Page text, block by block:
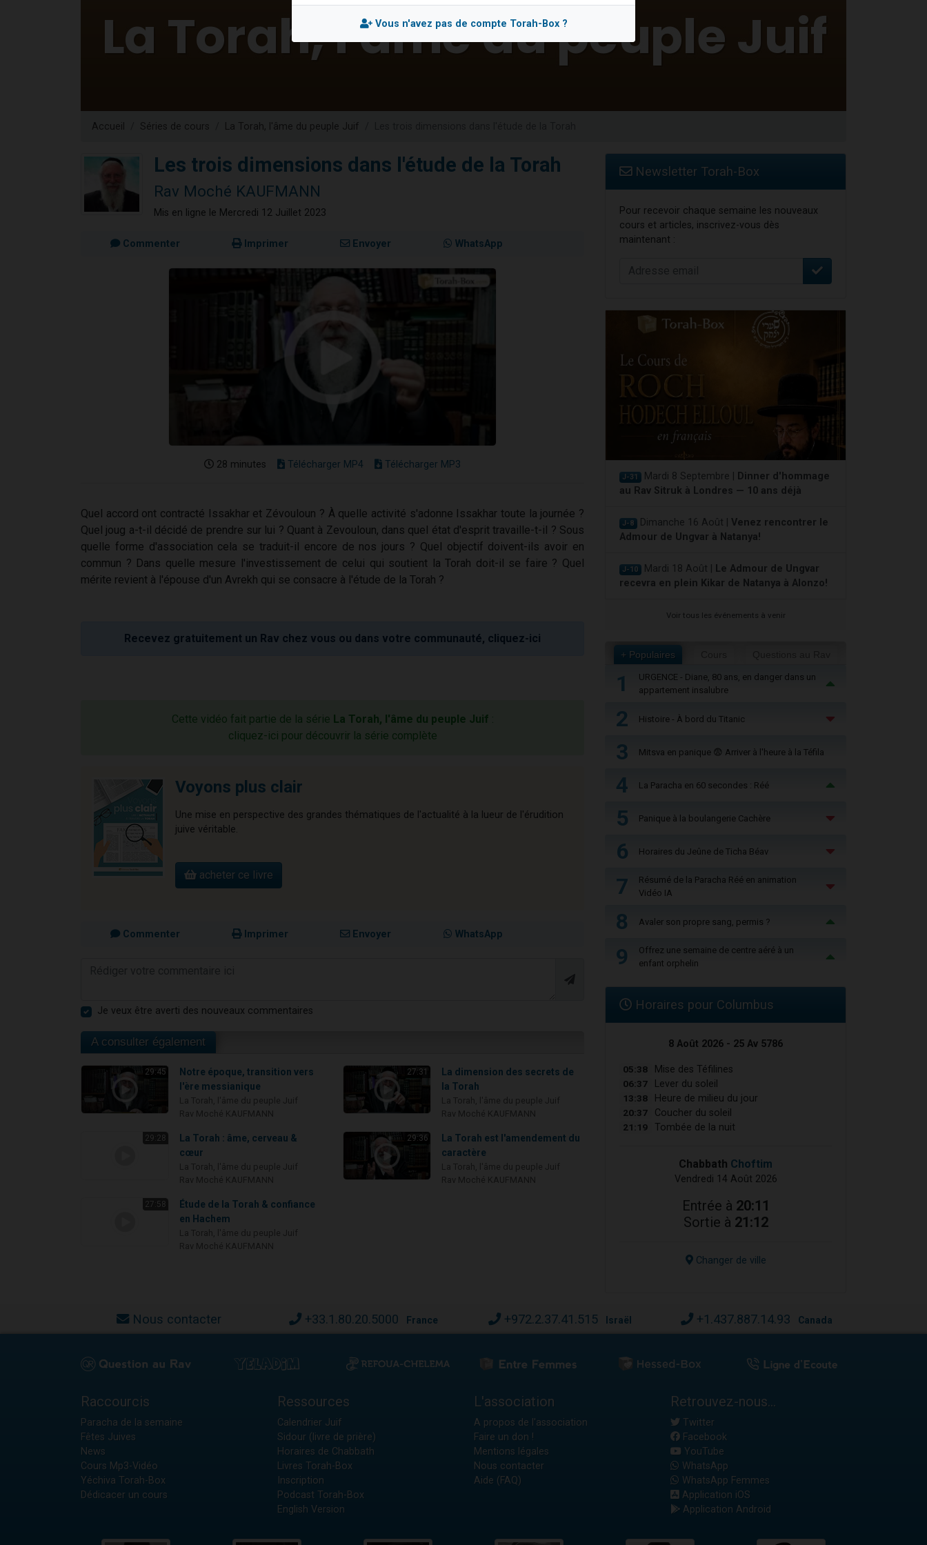
30 personnes viennent de faire un don pour Sauvez la jambe de Yohan
Il reste 49 places pour étudier en groupe sur Zoom
Accueil Séries de cours La Torah, l'âme du peuple Juif
Les trois dimensions dans l'étude de la Torah
Rav Moché KAUFMANN
Mis en ligne le Mercredi 12 Juillet 2023
Commenter Imprimer Envoyer WhatsApp
28 minutes Télécharger MP4 Télécharger MP3
Quel accord ont contracté Issakhar et Zévouloun ? À quelle activité s'adonne Issakhar toute la journée ?
Quel joug a-t-il décidé de prendre sur lui ? Quant à Zevouloun, dans quel état d'esprit travaille-t-il ? Sous
quelle forme d'association cela se traduit-il encore de nos jours ? Quel objectif doivent-ils avoir en
commun ? Dans quelle mesure l'investissement de celui qui soutient la Torah doit-il se faire ? Quel
mérite revient à l'épouse d'un Avrekh qui se consacre à l'étude de la Torah ?
Recevez gratuitement un Rav chez vous ou dans votre communauté, cliquez-ici
Cette vidéo fait partie de la série La Torah, l'âme du peuple Juif :
cliquez-ici pour découvrir la série complète
Voyons plus clair
Une mise en perspective des grandes thématiques de l'actualité à la lueur de l'érudition
juive véritable.
acheter ce livre
Commenter Imprimer Envoyer WhatsApp
Je veux être averti des nouveaux commentaires
A consulter également
29:45
Notre époque, transition vers
l'ère messianique
27:31
La dimension des secrets de
la Torah
29:28
La Torah : âme, cerveau &
cœur
29:36
La Torah est l'amendement du
caractère
27:58
Étude de la Torah & confiance
en Hachem
Newsletter Torah-Box
Pour recevoir chaque semaine les nouveaux
cours et articles, inscrivez-vous dès
maintenant :
J-31 Mardi 8 Septembre |
Dinner d'hommage
au Rav Sitruk à Londres — 10 ans déjà
J-8 Dimanche 16 Août | Venez rencontrer le
Admour de Ungvar à Natanya!
J-10 Mardi 18 Août |
Le Admour de Ungvar
recevra en plein Kikar de Natanya à Alonzo!
Voir tous les événements à venir
+ Populaires
1
URGENCE - Diane, 80 ans, en danger dans un
appartement insalubre
2 Histoire - À bord du Titanic
3 Mitsva en panique 😨 Arriver à l'heure à la Téfila
4 La Paracha en 60 secondes : Réé
5 Panique à la boulangerie Cachère
6 Horaires du Jeûne de Ticha Béav
7
Résumé de la Paracha Réé en animation
Vidéo IA
8 Avaler son propre sang, permis ?
9
Offrez une semaine de centre aéré à un
enfant orphelin
Horaires pour Columbus
8 Août 2026 - 25 Av 5786
05:38 Mise des Téfilines
06:37 Lever du soleil
13:38 Heure de milieu du jour
20:37 Coucher du soleil
21:19 Tombée de la nuit
Chabbath Choftim
Vendredi 14 Août 2026
Entrée à 20:11
Sortie à 21:12
Changer de ville
Nous contacter +33.1.80.20.5000 France +972.2.37.41.515 Israël +1.437.887.14.93 Canada
Raccourcis
Paracha de la semaine
Fêtes Juives
News
Cours Mp3-Vidéo
Yéchiva Torah-Box
Dédicacer un cours
Ressources
Calendrier Juif
Sidour (livre de prière)
Horaires de Chabbath
Livres Torah-Box
Inscription
Podcast Torah-Box
English Version
L'association
A propos de l'association
Faire un don !
Mentions légales
Nous contacter
Aide (FAQ)
Retrouvez-nous...
Twitter
Facebook
YouTube
WhatsApp
WhatsApp Femmes
Application iOS
Application Android
Vous n'avez pas de compte Torah-Box ?